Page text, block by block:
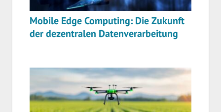
Mobile Edge Computing: Die Zukunft
der dezentralen Datenverarbeitung